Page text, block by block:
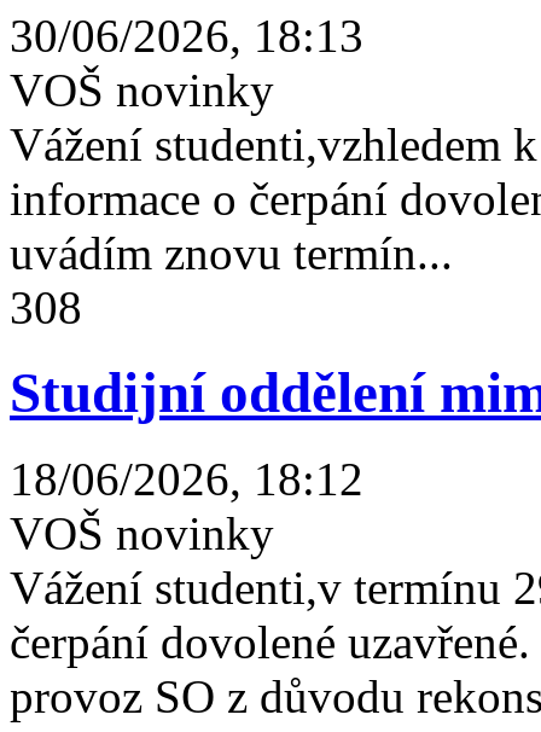
30/06/2026, 18:13
VOŠ novinky
Vážení studenti,vzhledem
informace o čerpání
uvádím znovu termín...
308
Studijní oddělení
18/06/2026, 18:12
VOŠ novinky
Vážení studenti,v termínu
čerpání dovolené
provoz SO z důvodu